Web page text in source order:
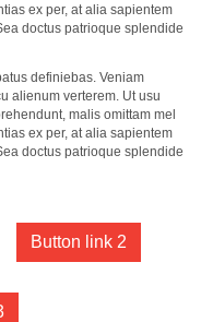
ex per, at alia sapientem
doctus patrioque splendide
definiebas. Veniam
alienum verterem. Ut usu
malis omittam mel
ex per, at alia sapientem
doctus patrioque splendide
Button link 2